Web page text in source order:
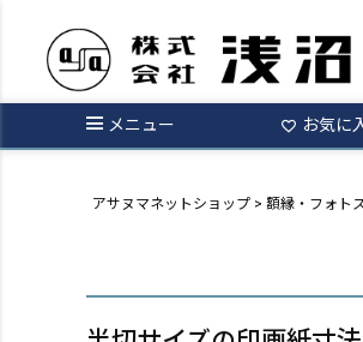
メニュー お気に
アサヌマネットショップ 額縁・フォト